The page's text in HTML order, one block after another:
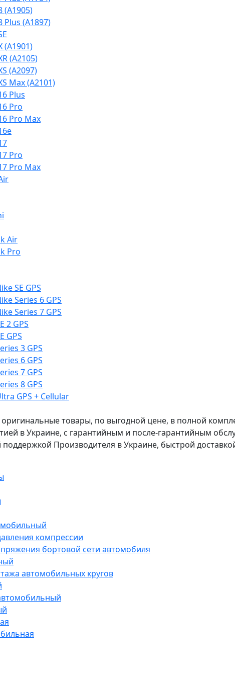
(A1905)
Plus (A1897)
(A1901)
(A2105)
(A2097)
Max (A2101)
Plus
Pro
Pro Max
Pro
Pro Max
Air
Pro
SE GPS
Series 6 GPS
Series 7 GPS
2 GPS
GPS
3 GPS
6 GPS
7 GPS
8 GPS
GPS + Cellular
товары, по выгодной цене, в полной
в Украине, с гарантийным и после-гарантийным
поддержкой Производителя в Украине, быстрой
компрессии
бортовой сети автомобиля
автомобильных кругов